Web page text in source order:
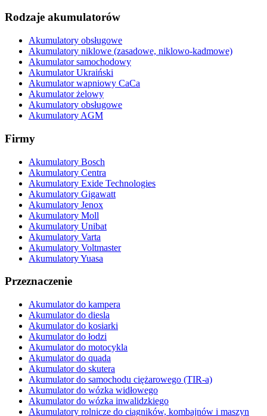
Rodzaje akumulatorów
Akumulatory obsługowe
Akumulatory niklowe (zasadowe, niklowo-kadmowe)
Akumulator samochodowy
Akumulator Ukraiński
Akumulator wapniowy CaCa
Akumulator żelowy
Akumulatory obsługowe
Akumulatory AGM
Firmy
Akumulatory Bosch
Akumulatory Centra
Akumulatory Exide Technologies
Akumulatory Gigawatt
Akumulatory Jenox
Akumulatory Moll
Akumulatory Unibat
Akumulatory Varta
Akumulatory Voltmaster
Akumulatory Yuasa
Przeznaczenie
Akumulator do kampera
Akumulator do diesla
Akumulator do kosiarki
Akumulator do łodzi
Akumulator do motocykla
Akumulator do quada
Akumulator do skutera
Akumulator do samochodu ciężarowego (TIR-a)
Akumulator do wózka widłowego
Akumulator do wózka inwalidzkiego
Akumulatory rolnicze do ciągników, kombajnów i maszyn